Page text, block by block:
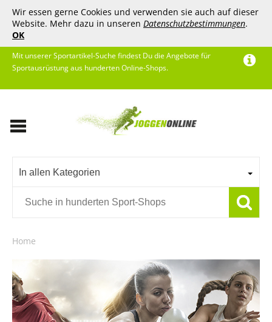
Wir essen gerne Cookies und verwenden sie auch auf dieser
Website. Mehr dazu in unseren Datenschutzbestimmungen.
OK
Mit unserer Sportartikel-Suche findest Du die Angebote für
Sportausrüstung aus hunderten Online-Shops.
In allen Kategorien
Home